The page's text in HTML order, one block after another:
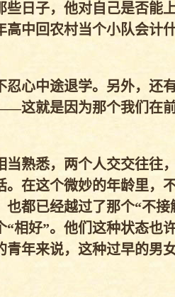
日子，他对自己是否能
中回农村当个小队会计
心中途退学。另外，还
这就是因为那个我们在
熟悉，两个人交交往往
在这个微妙的年龄里，
都已经越过了那个“不接
相好”。他们这种状态也
年来说，这种过早的男